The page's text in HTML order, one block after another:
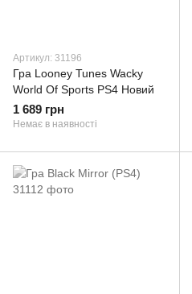
Артикул: 31196
Гра Looney Tunes Wacky
World Of Sports PS4 Новий
1 689 грн
Немає в наявності